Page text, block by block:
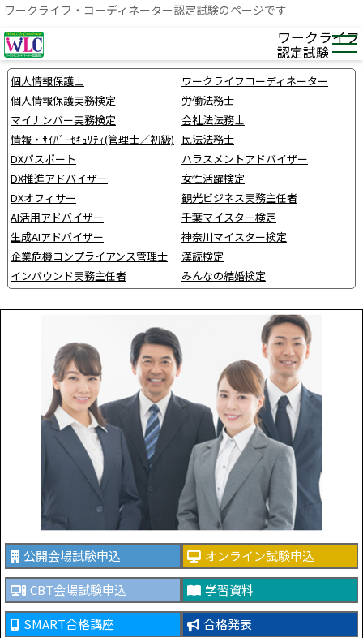
ワークライフ・コーディネーター認定試験のページです
ワークライ
認定試験
個人情報保護士
個人情報保護実務検定
マイナンバー実務検定
情報・ｻｲﾊﾞｰｾｷｭﾘﾃｨ(管理士／初級)
DXパスポート
DX推進アドバイザー
DXオフィサー
AI活用アドバイザー
生成AIアドバイザー
企業危機コンプライアンス管理士
インバウンド実務主任者
ワークライフコーディネーター
労働法務士
会社法法務士
民法法務士
ハラスメントアドバイザー
女性活躍検定
観光ビジネス実務主任者
千葉マイスター検定
神奈川マイスター検定
漢読検定
みんなの結婚検定
公開会場試験申込
オンライン試験申込
CBT会場試験申込
学習資料
SMART合格講座
合格発表